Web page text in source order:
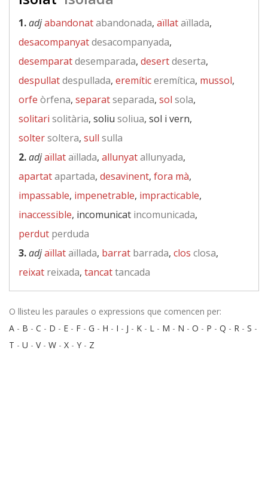
1.adjabandonatabandonada, aïllataïllada,
desacompanyatdesacompanyada,
desemparatdesemparada, desertdeserta,
despullatdespullada, eremíticeremítica, mussol,
orfe òrfena, separatseparada, sol sola,
solitari solitària, soliu soliua, sol i vern,
soltersoltera, sull sulla
2.adjaïllataïllada, allunyatallunyada,
apartatapartada, desavinent, fora mà,
impassable, impenetrable, impracticable,
inaccessible, incomunicat incomunicada,
perdut perduda
3.adjaïllataïllada, barrat barrada, clos closa,
reixat reixada, tancattancada
O llisteu les paraules o expressions que comencen per:
A - B - C - D - E - F - G - H - I - J - K - L - M - N - O - P - Q - R - S -
T - U - V- W - X - Y - Z